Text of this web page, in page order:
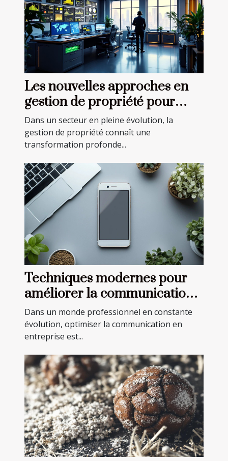
Les nouvelles approches en
gestion de propriété pour
2023
Dans un secteur en pleine évolution, la
gestion de propriété connaît une
transformation profonde...
Techniques modernes pour
améliorer la communication
en entreprise
Dans un monde professionnel en constante
évolution, optimiser la communication en
entreprise est...